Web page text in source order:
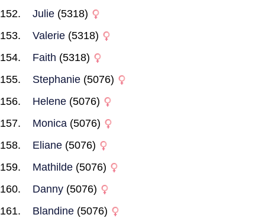
Julie (5318)
Valerie (5318)
Faith (5318)
Stephanie (5076)
Helene (5076)
Monica (5076)
Eliane (5076)
Mathilde (5076)
Danny (5076)
Blandine (5076)